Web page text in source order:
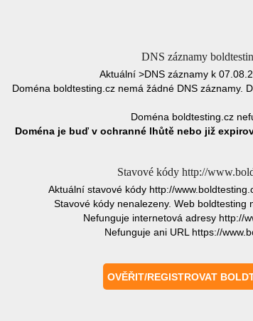
DNS záznamy
Aktuální >DNS záznamy k
Doména boldtesting.cz nemá žádné DNS záznamy.
Doména boldtesting.cz
Doména je buď v ochranné lhůtě nebo již
Stavové kódy http://
Aktuální stavové kódy http://
Stavové kódy nenalezeny. Web boldtesting
Nefunguje internetová adresy http://
Nefunguje ani URL https://